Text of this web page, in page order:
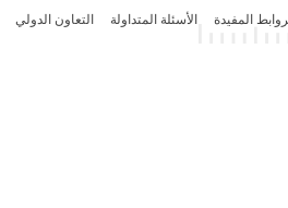
التعاون الدولي الأسئلة المتداولة المفيدة